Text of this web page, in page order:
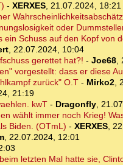
- XERXES, 21.07.2024, 18:21
oder
Schuss auf den Kopf
, 22.07.2024, 10:04
gerettet hat?! - Joe68,
vorgestellt: dass er diese
zurück" O.T- Mirko2,
21:19
kwT- Dragonfly,
wählt immer noch Krieg!
Biden. (OTmL) - XERXES,
, 22.07.2024, 12:01
letzten Mal hatte sie,